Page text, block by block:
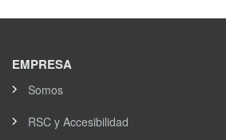
EMPRESA
Somos
RSC y Accesibilidad